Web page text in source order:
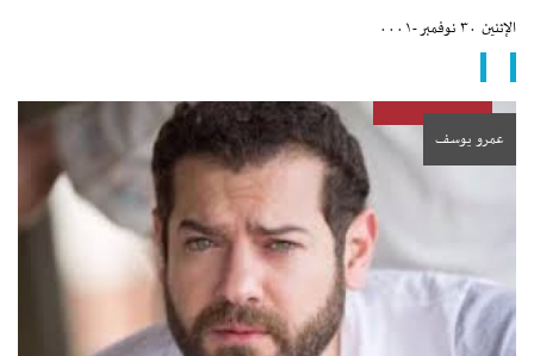
الإثنين ٣٠ نوفمبر -٠٠٠١
عمرو يوسف